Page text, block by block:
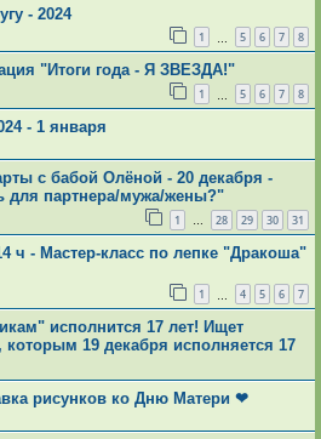
- 2024
1 5 6 7 8
"Итоги года - Я ЗВЕЗДА!"
1 5 6 7 8
- 1 января
с бабой Олёной - 20 декабря -
для партнера/мужа/жены?"
1 … 28 29 30 31
ч - Мастер-класс по лепке "Дракоша"
1 4 5 6 7
исполнится 17 лет! Ищет
19 декабря исполняется 17
рисунков ко Дню Матери ❤